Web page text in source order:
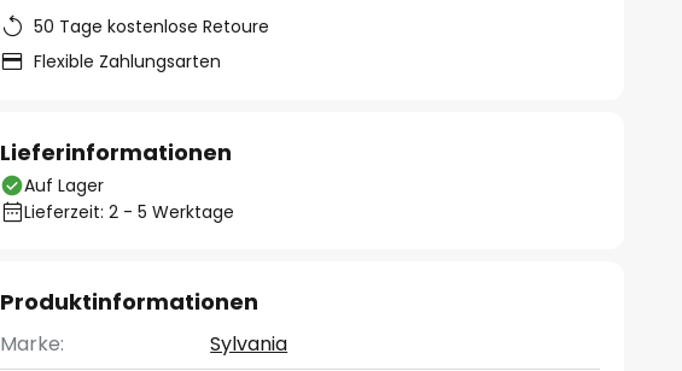
50 Tage kostenlose Retoure
Flexible Zahlungsarten
Lieferinformationen
Auf Lager
Lieferzeit: 2 - 5 Werktage
Produktinformationen
Marke:
Sylvania